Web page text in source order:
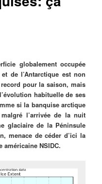
globalement occupée
de l’Antarctique est non
pour la saison, mais
habituelle de ses
si la banquise arctique
l’arrivée de la nuit
glaciaire de la Péninsule
menace de céder d’ici la
américaine NSIDC.